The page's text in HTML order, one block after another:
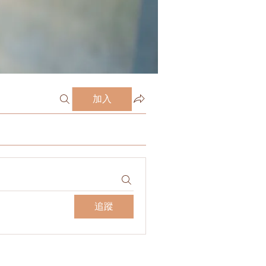
加入
追蹤